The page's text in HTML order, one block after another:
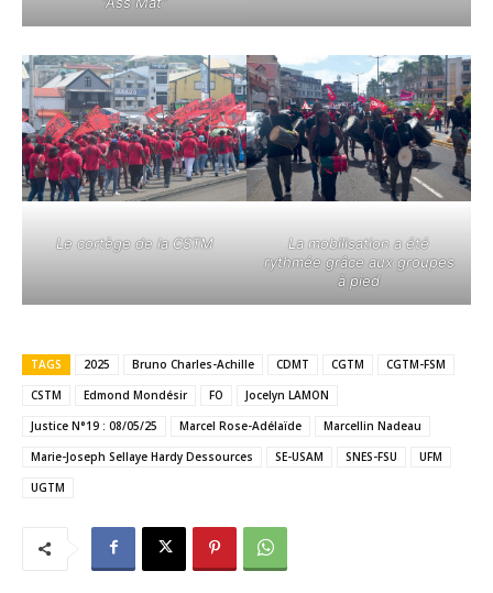
Le cortège de la CSTM
La mobilisation a été
rythmée grâce aux groupes
à pied
TAGS 2025 Bruno Charles-Achille CDMT CGTM
CGTM-FSM
CSTM
Edmond Mondésir FO
Jocelyn LAMON
Justice N°19 : 08/05/25
Marcel Rose-Adélaïde
Marcellin Nadeau
Marie-Joseph Sellaye Hardy Dessources
SE-USAM SNES-FSU
UFM
UGTM